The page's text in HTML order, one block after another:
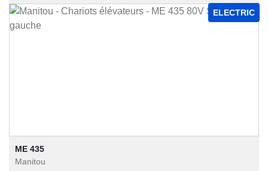
ELECTRIC
ME 435
Manitou